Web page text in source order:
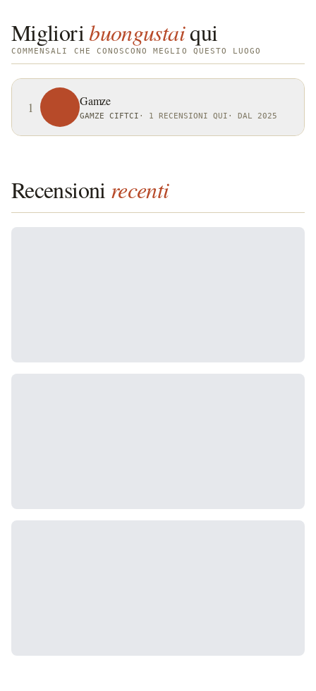
Miglioribuongustaiqui
COMMENSALI CHE CONOSCONO MEGLIO QUESTO LUOGO
1 Gamze
GAMZE CIFTCI · 1 RECENSIONI QUI · DAL 2025
Recensioni recenti